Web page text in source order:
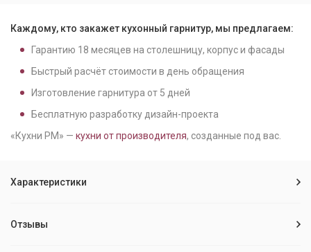
Каждому, кто закажет кухонный гарнитур, мы предлагаем:
Гарантию 18 месяцев на столешницу, корпус и фасады
Быстрый расчёт стоимости в день обращения
Изготовление гарнитура от 5 дней
Бесплатную разработку дизайн-проекта
«Кухни РМ» — кухни от производителя, созданные под вас.
Характеристики
Отзывы